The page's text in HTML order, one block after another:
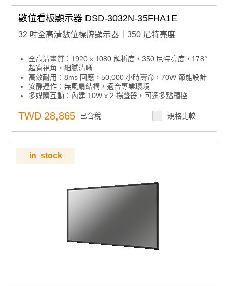
數位看板顯示器 DSD-3032N-35FHA1E
32 吋全高清數位標牌顯示器｜350 尼特亮度
全高清畫質：1920 x 1080 解析度，350 尼特亮度，178°
超寬視角，細膩清晰
高效耐用：8ms 回應，50,000 小時壽命，70W 節能設計
安靜運作：無風扇結構，適合專業環境
多媒體互動：內建 10W x 2 揚聲器，可選多點觸控
TWD 28,865 已含稅 規格比較
in_stock